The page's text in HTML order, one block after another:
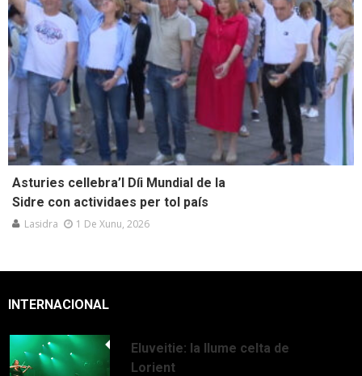
Asturies cellebra’l Díi Mundial de la
Sidre con actividaes per tol país
Lasidra 1 De Xunu, 2026
INTERNACIONAL
Eluveitie: la llume celta de
Lorient